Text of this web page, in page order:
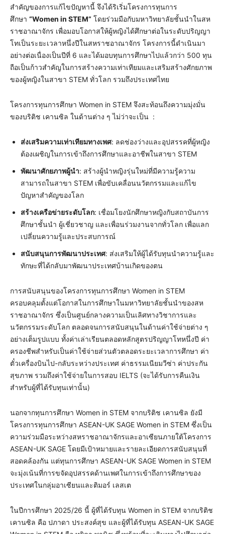
สำคัญของการแก้ไขปัญหานี้ จึงได้ริเริ่มโครงการทุนการ
ศึกษา “Women in STEM” โดยร่วมมือกับมหาวิทยาลัยชั้นนำในสห
ราชอาณาจักร เพื่อมอบโอกาสให้ผู้หญิงได้ศึกษาต่อในระดับปริญญา
โทเป็นระยะเวลาหนึ่งปีในสหราชอาณาจักร โครงการนี้ดำเนินมา
อย่างต่อเนื่องเป็นปีที่ 6 และได้มอบทุนการศึกษาไปแล้วกว่า 500 ทุน
ถือเป็นก้าวสำคัญในการสร้างความเท่าเทียมและเสริมสร้างศักยภาพ
ของผู้หญิงในสาขา STEM ทั่วโลก รวมถึงประเทศไทย
โครงการทุนการศึกษา Women in STEM จึงสะท้อนถึงความมุ่งมั่น
ของบริติช เคานซิล ในด้านต่าง ๆ ไม่ว่าจะเป็น :
ส่งเสริมความเท่าเทียมทางเพศ: ลดช่องว่างและอุปสรรคที่ผู้หญิง
ต้องเผชิญในการเข้าถึงการศึกษาและอาชีพในสาขา STEM
พัฒนาศักยภาพผู้นำ: สร้างผู้นำหญิงรุ่นใหม่ที่มีความรู้ความ
สามารถในสาขา STEM เพื่อขับเคลื่อนนวัตกรรมและแก้ไข
ปัญหาสำคัญของโลก
สร้างเครือข่ายระดับโลก: เชื่อมโยงนักศึกษาหญิงกับสถาบันการ
ศึกษาชั้นนำ ผู้เชี่ยวชาญ และเพื่อนร่วมงานจากทั่วโลก เพื่อแลก
เปลี่ยนความรู้และประสบการณ์
สนับสนุนการพัฒนาประเทศ: ส่งเสริมให้ผู้ได้รับทุนนำความรู้และ
ทักษะที่ได้กลับมาพัฒนาประเทศบ้านเกิดของตน
การสนับสนุนของโครงการทุนการศึกษา Women in STEM
ครอบคลุมตั้งแต่โอกาสในการศึกษาในมหาวิทยาลัยชั้นนำของสห
ราชอาณาจักร ซึ่งเป็นศูนย์กลางความเป็นเลิศทางวิชาการและ
นวัตกรรมระดับโลก ตลอดจนการสนับสนุนในด้านค่าใช้จ่ายต่าง ๆ
อย่างเต็มรูปแบบ ทั้งค่าเล่าเรียนตลอดหลักสูตรปริญญาโทหนึ่งปี ค่า
ครองชีพสำหรับเป็นค่าใช้จ่ายส่วนตัวตลอดระยะเวลาการศึกษา ค่า
ตั๋วเครื่องบินไป-กลับระหว่างประเทศ ค่าธรรมเนียมวีซ่า ค่าประกัน
สุขภาพ รวมถึงค่าใช้จ่ายในการสอบ IELTS (จะได้รับการคืนเงิน
สำหรับผู้ที่ได้รับทุนเท่านั้น)
นอกจากทุนการศึกษา Women in STEM จากบริติช เคานซิล ยังมี
โครงการทุนการศึกษา ASEAN-UK SAGE Women in STEM ซึ่งเป็น
ความร่วมมือระหว่างสหราชอาณาจักรและอาเซียนภายใต้โครงการ
ASEAN-UK SAGE โดยมีเป้าหมายและรายละเอียดการสนับสนุนที่
สอดคล้องกัน แต่ทุนการศึกษา ASEAN-UK SAGE Women in STEM
จะมุ่งเน้นที่การขจัดอุปสรรคด้านเพศในการเข้าถึงการศึกษาของ
ประเทศในกลุ่มอาเซียนและติมอร์ เลสเต
ในปีการศึกษา 2025/26 นี้ ผู้ที่ได้รับทุน Women in STEM จากบริติช
เคานซิล คือ ปภาดา ประสงค์สุข และผู้ที่ได้รับทุน ASEAN-UK SAGE